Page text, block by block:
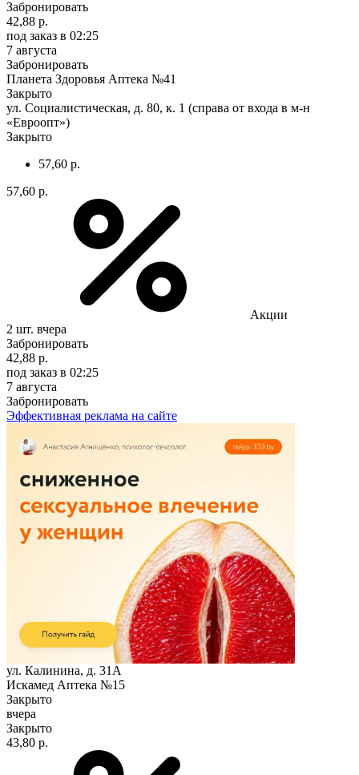
Забронировать
42,88 р.
под заказ в 02:25
7 августа
Забронировать
Планета Здоровья Аптека №41
Закрыто
ул. Социалистическая, д. 80, к. 1 (справа от входа в м-н
«Евроопт»)
Закрыто
57,60 р.
57,60 р.
Акции
2 шт. вчера
Забронировать
42,88 р.
под заказ в 02:25
7 августа
Забронировать
Эффективная реклама на сайте
ул. Калинина, д. 31А
Искамед Аптека №15
Закрыто
вчера
Закрыто
43,80 р.